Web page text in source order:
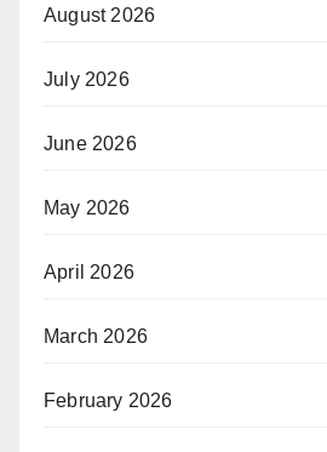
August 2026
July 2026
June 2026
May 2026
April 2026
March 2026
February 2026